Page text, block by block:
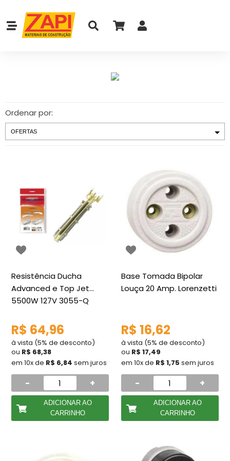
Ordenar por:
Resistência Ducha
Advanced e Top Jet
5500W 127V 3055-Q
R$ 64,96
à vista (5% de desconto)
ou R$ 68,38
em 10x de R$ 6,84 sem juros
- +
ADICIONAR AO
CARRINHO
Base Tomada Bipolar
Louça 20 Amp. Lorenzetti
R$ 16,62
à vista (5% de desconto)
ou R$ 17,49
em 10x de R$ 1,75 sem juros
- +
ADICIONAR AO
CARRINHO